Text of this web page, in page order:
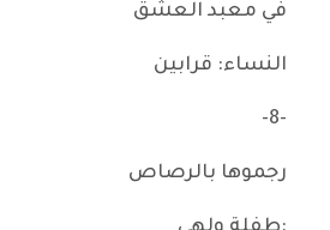
في معبد العشق
النساء: قرابين
-8-
رجموها بالرصاص